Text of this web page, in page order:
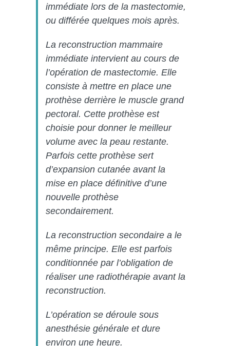
immédiate lors de la mastectomie,
ou différée quelques mois après.
La reconstruction mammaire
immédiate intervient au cours de
l’opération de mastectomie. Elle
consiste à mettre en place une
prothèse derrière le muscle grand
pectoral. Cette prothèse est
choisie pour donner le meilleur
volume avec la peau restante.
Parfois cette prothèse sert
d’expansion cutanée avant la
mise en place définitive d’une
nouvelle prothèse
secondairement.
La reconstruction secondaire a le
même principe. Elle est parfois
conditionnée par l’obligation de
réaliser une radiothérapie avant la
reconstruction.
L’opération se déroule sous
anesthésie générale et dure
environ une heure.